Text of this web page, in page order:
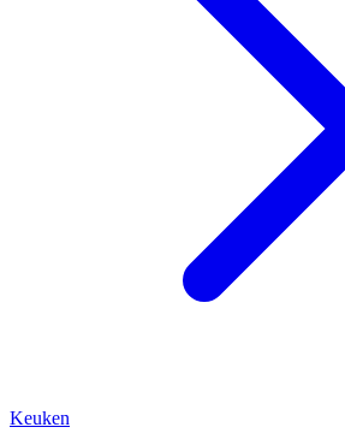
Keuken